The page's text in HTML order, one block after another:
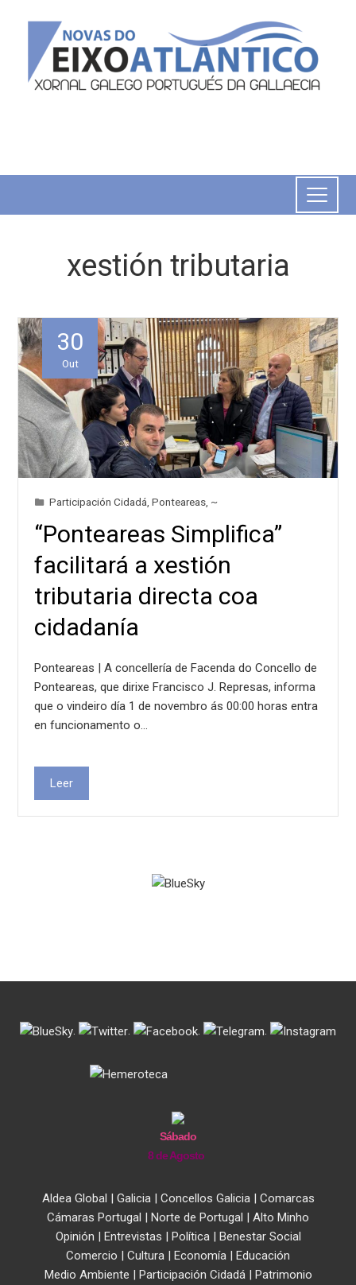
xestión tributaria
30
Out
Participación Cidadá ,Ponteareas ~
“Ponteareas Simplifica”
facilitará a xestión
tributaria directa coa
cidadanía
Ponteareas | A concellería de Facenda do Concello de
Ponteareas, que dirixe Francisco J. Represas, informa
que o vindeiro día 1 de novembro ás 00:00 horas entra
en funcionamento o…
Leer
. . . .
Sábado
8 de Agosto
Aldea Global | Galicia| Concellos Galicia| Comarcas
Cámaras Portugal | Norte de Portugal | Alto Minho
Opinión | Entrevistas | Política| Benestar Social
Comercio | Cultura | Economía | Educación
Medio Ambiente | Participación Cidadá| Patrimonio